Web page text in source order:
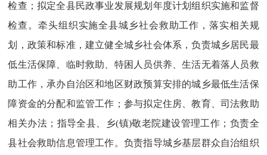
检查；拟定全县民政事业发展规划年度计划组织实施和监督
检查。牵头组织实施全县城乡社会救助工作，落实相关规
划，政策和标准，建立健全城乡社会体系，负责城乡居民最
低生活保障、临时救助、特困人员供养、生活无着落人员救
助工作，承办自治区和地区财政预算安排的城乡最低生活保
障资金的分配和监管工作；参与拟定住房、教育、司法救助
相关办法；指导全县、乡(镇)敬老院建设管理工作；负责全
县社会救助信息管理工作。负责指导城乡基层群众自治组织